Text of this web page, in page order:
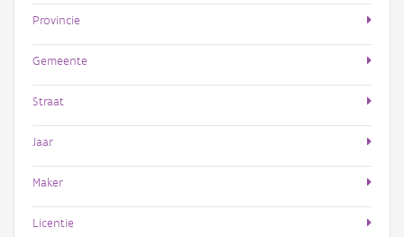
Provincie
Gemeente
Straat
Jaar
Maker
Licentie